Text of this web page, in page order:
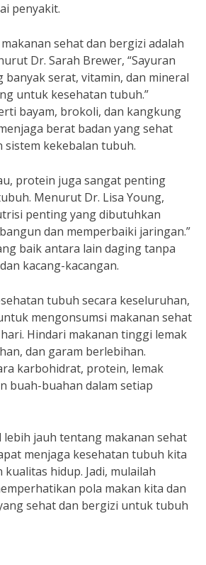
penyakit.
sehat dan bergizi adalah
Dr. Sarah Brewer, “Sayuran
banyak serat, vitamin, dan mineral
untuk kesehatan tubuh.”
bayam, brokoli, dan kangkung
berat badan yang sehat
sistem kekebalan tubuh.
protein juga sangat penting
Menurut Dr. Lisa Young,
penting yang dibutuhkan
dan memperbaiki jaringan.”
baik antara lain daging tanpa
kacang-kacangan.
tubuh secara keseluruhan,
mengonsumsi makanan sehat
Hindari makanan tinggi lemak
dan garam berlebihan.
karbohidrat, protein, lemak
buah-buahan dalam setiap
lebih jauh tentang makanan sehat
menjaga kesehatan tubuh kita
hidup. Jadi, mulailah
pola makan kita dan
sehat dan bergizi untuk tubuh